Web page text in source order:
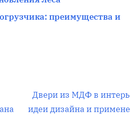
преимущества и
С
л
Двери из МДФ в
идеи дизайна и